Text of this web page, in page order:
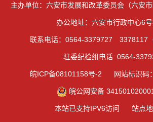
主办单位：六安市发展和改革委员会（六安市
办公地址：六安市行政中心6
联系电话：0564-3379727 3378117（
驻委纪检组电话: 0564-
皖ICP备08101158号-2 网站标识码
皖公网安备
本站已支持IPV6访问 站点